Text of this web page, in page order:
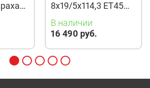
8x19/5x114,3 ET45
D67,1 901 BMG
В наличии
16 490 руб.